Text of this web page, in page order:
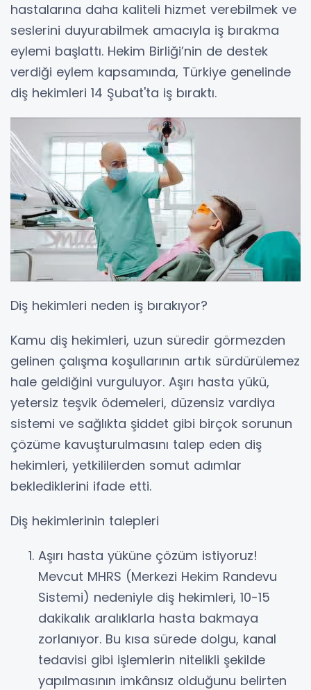
hastalarına daha kaliteli hizmet verebilmek ve
seslerini duyurabilmek amacıyla iş bırakma
eylemi başlattı. Hekim Birliği’nin de destek
verdiği eylem kapsamında, Türkiye genelinde
diş hekimleri 14 Şubat'ta iş bıraktı.
Diş hekimleri neden iş bırakıyor?
Kamu diş hekimleri, uzun süredir görmezden
gelinen çalışma koşullarının artık sürdürülemez
hale geldiğini vurguluyor. Aşırı hasta yükü,
yetersiz teşvik ödemeleri, düzensiz vardiya
sistemi ve sağlıkta şiddet gibi birçok sorunun
çözüme kavuşturulmasını talep eden diş
hekimleri, yetkililerden somut adımlar
beklediklerini ifade etti.
Diş hekimlerinin talepleri
Aşırı hasta yüküne çözüm istiyoruz!
Mevcut MHRS (Merkezi Hekim Randevu
Sistemi) nedeniyle diş hekimleri, 10-15
dakikalık aralıklarla hasta bakmaya
zorlanıyor. Bu kısa sürede dolgu, kanal
tedavisi gibi işlemlerin nitelikli şekilde
yapılmasının imkânsız olduğunu belirten